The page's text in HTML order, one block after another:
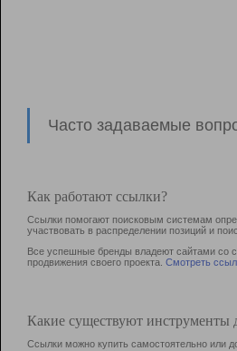
Часто задаваемые
Как работают ссылки?
Ссылки помогают поисковым системам
участвовать в раcпределении позиций и
Все успешные бренды владеют сайтами со
продвижения своего проекта. Смотреть
Какие существуют инструменты
Ссылки можно купить самостоятельно или